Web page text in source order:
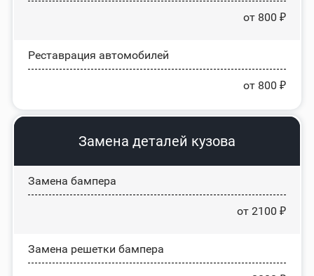
от 800 ₽
Реставрация автомобилей
от 800 ₽
Замена деталей кузова
Замена бампера
от 2100 ₽
Замена решетки бампера